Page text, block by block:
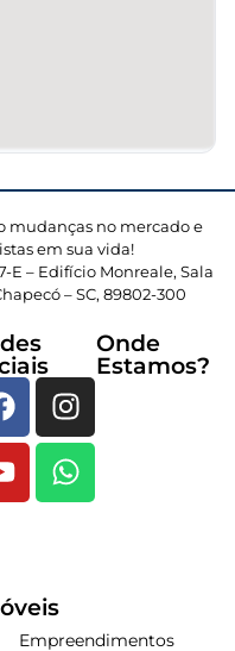
mudanças no mercado e
em sua vida!
E – Edifício Monreale, Sala
– SC, 89802-300
Onde
Estamos?
Empreendimentos